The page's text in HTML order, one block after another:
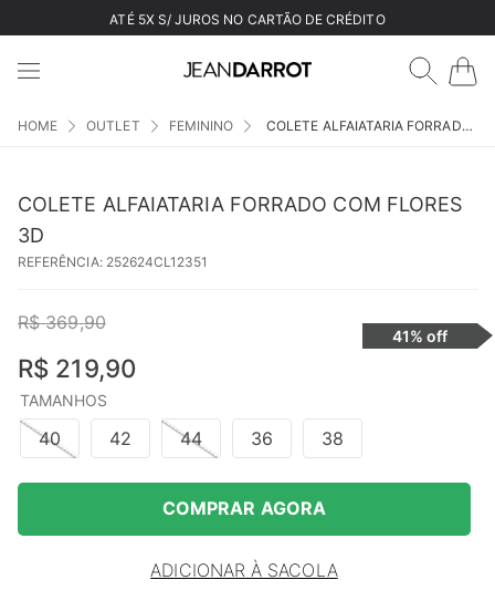
ATÉ 5X S/ JUROS NO CARTÃO DE CRÉDITO
OUTLET FEMININO COLETE ALFAIATARIA FORRADO COM FLORES 3D
COLETE ALFAIATARIA FORRADO COM FLORES
3D
REFERÊNCIA: 252624CL12351
R$ 369,90
R$ 219,90
41% off
TAMANHOS
40 42 44 36 38
COMPRAR AGORA
ADICIONAR À SACOLA